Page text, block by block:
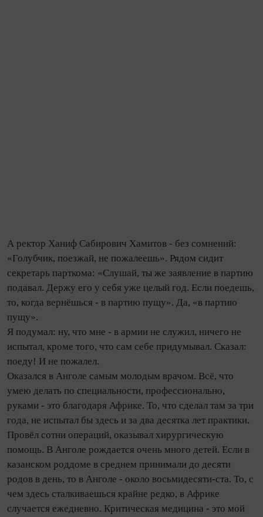
А ректор Ханиф Сабирович Хамитов - без сомнений:
«Голубчик, поезжай, не пожалеешь». Рядом сидит
секретарь парткома: «Слушай, ты же заявление в партию
подавал. Держу его у себя уже целый год. Если поедешь,
то, ко­гда вернёшься - в партию пущу». Да, «в партию
пущу».
Я подумал: ну, что мне - в армии не служил, ничего не
испытал, кроме того, что сам себе придумывал. Сказал:
поеду! И не пожалел.
Оказался в Анголе самым молодым врачом. Всё, что
умею делать по специальности, профессио­нально,
руками - это благодаря Африке. То, что сделал там за три
года, не испытал бы здесь и за два десятка лет практики.
Провёл сотни операций, оказывал хирургическую
помощь. В Анголе рождается очень много детей. Если в
казанском роддоме в среднем принимали до десяти
родов в день, то в Анголе - около восьмидесяти‑ста. То, с
чем здесь сталкиваешься крайне редко, в Африке
случается ежедневно. Критическая медицина - это мой